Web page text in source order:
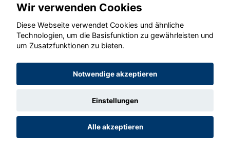
© konjunkturmotor.de GmbH 2020 - 2026
Wir verwenden Cookies
Diese Webseite verwendet Cookies und ähnliche
Technologien, um die Basisfunktion zu gewährleisten und
um Zusatzfunktionen zu bieten.
Notwendige akzeptieren
Einstellungen
Alle akzeptieren